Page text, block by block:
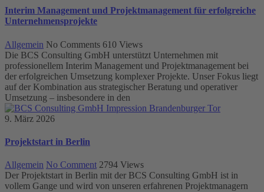
Interim Management und Projektmanagement für erfolgreiche
Unternehmensprojekte
Allgemein No Comments 610 Views
Die BCS Consulting GmbH unterstützt Unternehmen mit
professionellem Interim Management und Projektmanagement bei
der erfolgreichen Umsetzung komplexer Projekte. Unser Fokus liegt
auf der Kombination aus strategischer Beratung und operativer
Umsetzung – insbesondere in den
9. März 2026
Projektstart in Berlin
Allgemein No Comment 2794 Views
Der Projektstart in Berlin mit der BCS Consulting GmbH ist in
vollem Gange und wird von unseren erfahrenen Projektmanagern